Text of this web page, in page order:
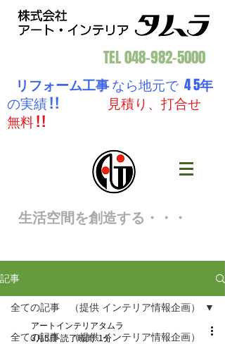
TEL048-982-5000
リフォーム工事なら地元で 4 5年
の実績 ! !
見積り、打合せ
無料 ! !
生活空間を創造する・・・
記事
全ての記事 （提供 インテリア情報企画）
全ての記事 （提供 インテリア情報企画）
アートインテリアタムラ
3月5日 読了時間: 1分